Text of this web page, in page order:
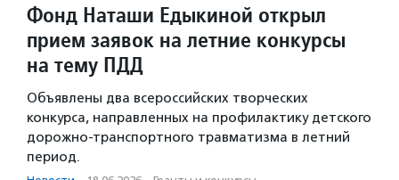
Фонд Наташи Едыкиной открыл
прием заявок на летние конкурсы
на тему ПДД
Объявлены два всероссийских творческих
конкурса, направленных на профилактику детского
дорожно-транспортного травматизма в летний
период.